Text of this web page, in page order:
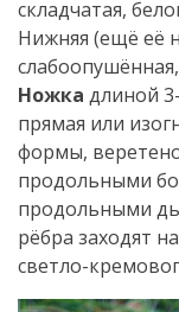
складчатая,
Нижняя (ещё её
Ножка длиной
прямая или
формы,
продольными
продольными
рёбра заходят
светло-